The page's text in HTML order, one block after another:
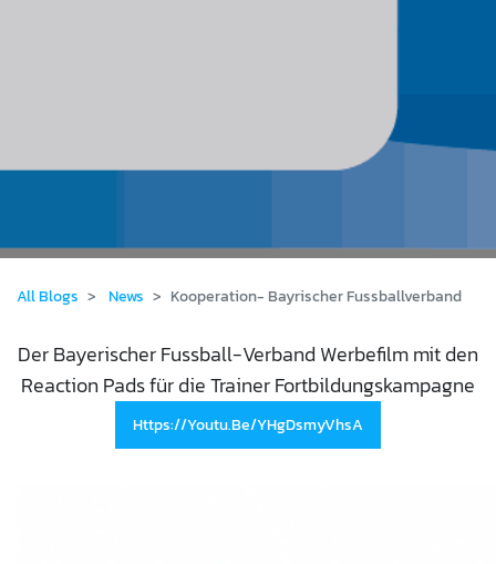
All Blogs News Kooperation- Bayrischer Fussballverband
Der Bayerischer Fussball-Verband Werbefilm mit den
Reaction Pads für die Trainer Fortbildungskampagne
Https://youtu.be/yHgDsmyVhsA